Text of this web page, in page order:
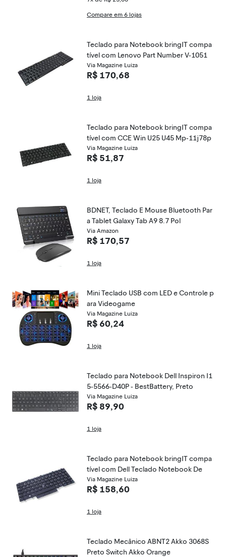
Compare em 6 lojas
Teclado para Notebook bringIT compa
tível com Lenovo Part Number V-1051
Via Magazine Luiza
R$ 170,68
1 loja
Teclado para Notebook bringIT compa
tível com CCE Win U25 U45 Mp-11j78p
Via Magazine Luiza
R$ 51,87
1 loja
BDNET, Teclado E Mouse Bluetooth Par
a Tablet Galaxy Tab A9 8.7 Pol
Via Amazon
R$ 170,57
1 loja
Mini Teclado USB com LED e Controle p
ara Videogame
Via Magazine Luiza
R$ 60,24
1 loja
Teclado para Notebook Dell Inspiron I1
5-5566-D40P - BestBattery, Preto
Via Magazine Luiza
R$ 89,90
1 loja
Teclado para Notebook bringIT compa
tível com Dell Teclado Notebook De
Via Magazine Luiza
R$ 158,60
1 loja
Teclado Mecânico ABNT2 Akko 3068S
Preto Switch Akko Orange